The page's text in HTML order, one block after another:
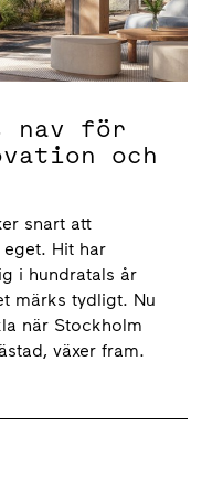
nav för
och
snart att
Hit har
i hundratals år
märks tydligt. Nu
när Stockholm
växer fram.